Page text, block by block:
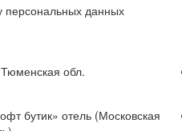
персональных данных
обл.
бутик» отель (Московская